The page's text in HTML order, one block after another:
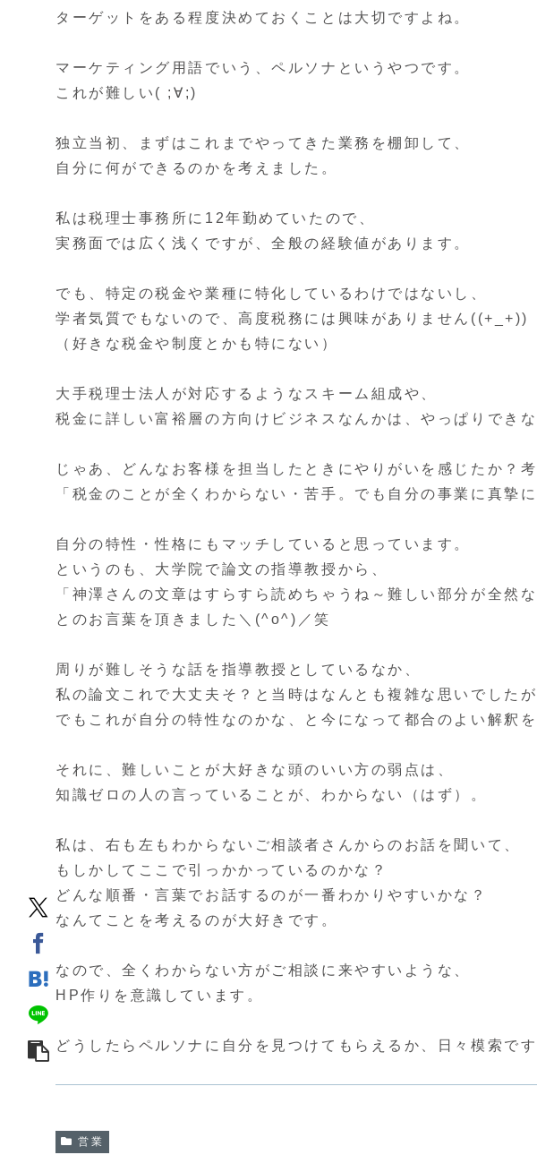
ターゲットをある程度決めておくことは大切ですよね。
マーケティング用語でいう、ペルソナというやつです。
これが難しい( ;∀;)
独立当初、まずはこれまでやってきた業務を棚卸して、
自分に何ができるのかを考えました。
私は税理士事務所に12年勤めていたので、
実務面では広く浅くですが、全般の経験値があります。
でも、特定の税金や業種に特化しているわけではないし、
学者気質でもないので、高度税務には興味がありません((+_+))
（好きな税金や制度とかも特にない）
大手税理士法人が対応するようなスキーム組成や、
税金に詳しい富裕層の方向けビジネスなんかは、やっぱりできな
じゃあ、どんなお客様を担当したときにやりがいを感じたか？考
「税金のことが全くわからない・苦手。でも自分の事業に真摯
自分の特性・性格にもマッチしていると思っています。
というのも、大学院で論文の指導教授から、
「神澤さんの文章はすらすら読めちゃうね～難しい部分が全然な
とのお言葉を頂きました＼(^o^)／笑
周りが難しそうな話を指導教授としているなか、
私の論文これで大丈夫そ？と当時はなんとも複雑な思いでした
でもこれが自分の特性なのかな、と今になって都合のよい解釈を
それに、難しいことが大好きな頭のいい方の弱点は、
知識ゼロの人の言っていることが、わからない（はず）。
私は、右も左もわからないご相談者さんからのお話を聞いて、
もしかしてここで引っかかっているのかな？
どんな順番・言葉でお話するのが一番わかりやすいかな？
なんてことを考えるのが大好きです。
なので、全くわからない方がご相談に来やすいような、
HP作りを意識しています。
どうしたらペルソナに自分を見つけてもらえるか、日々模索です
営業